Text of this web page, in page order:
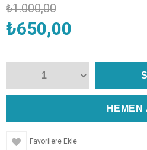
₺1.000,00
₺650,00
Favorilere Ekle